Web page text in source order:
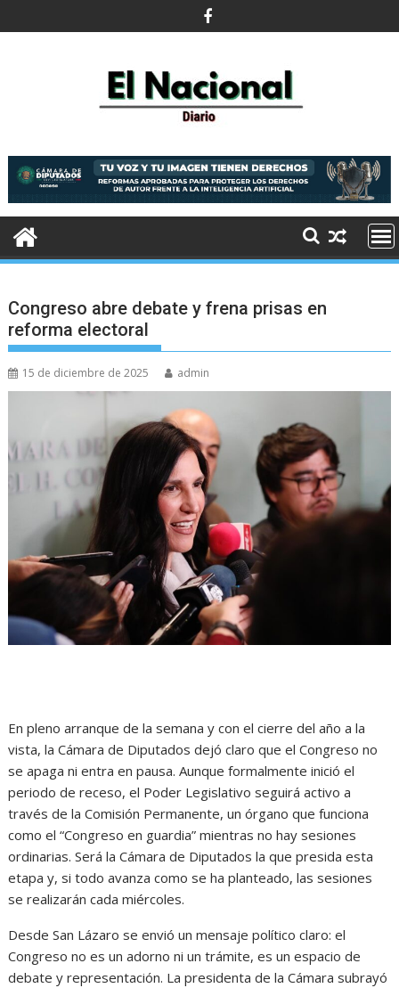
al
Congreso abre debate y frena prisas en
reforma electoral
15 de diciembre de 2025 admin
En pleno arranque de la semana y con el cierre del año a la
vista, la Cámara de Diputados dejó claro que el Congreso no
se apaga ni entra en pausa. Aunque formalmente inició el
periodo de receso, el Poder Legislativo seguirá activo a
través de la Comisión Permanente, un órgano que funciona
como el “Congreso en guardia” mientras no hay sesiones
ordinarias. Será la Cámara de Diputados la que presida esta
etapa y, si todo avanza como se ha planteado, las sesiones
se realizarán cada miércoles.
Desde San Lázaro se envió un mensaje político claro: el
Congreso no es un adorno ni un trámite, es un espacio de
debate y representación. La presidenta de la Cámara subrayó